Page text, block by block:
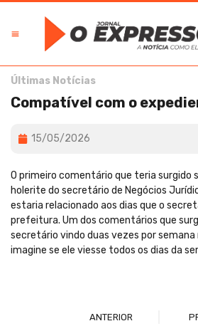
Últimas Notícias
Compatível com o
15/05/2026
O primeiro comentário que teria surgido
holerite do secretário de Negócios
estaria relacionado aos dias que o
prefeitura. Um dos comentários que
secretário vindo duas vezes por
imagine se ele viesse todos os dias da
ANTERIOR